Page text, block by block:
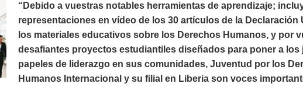
“Debido a vuestras notables herramientas de aprendizaje;
representaciones en vídeo de los 30 artículos de la Declaración
los materiales educativos sobre los Derechos Humanos, y por
desafiantes proyectos estudiantiles diseñados para poner a los
papeles de liderazgo en sus comunidades, Juventud por los
Humanos Internacional y su filial en Liberia son voces